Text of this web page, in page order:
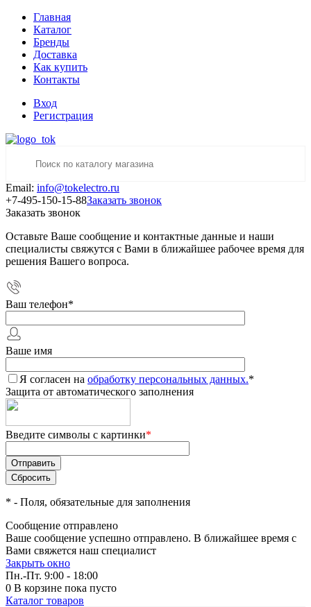
Главная
Каталог
Бренды
Доставка
Как купить
Контакты
Вход
Регистрация
Email: info@tokelectro.ru
+7-495-150-15-88Заказать звонок
Заказать звонок
Оставьте Ваше сообщение и контактные данные и наши
специалисты свяжутся с Вами в ближайшее рабочее время для
решения Вашего вопроса.
Ваш телефон*
Ваше имя
Я согласен на обработку персональных данных.*
Защита от автоматического заполнения
Введите символы с картинки*
* - Поля, обязательные для заполнения
Сообщение отправлено
Ваше сообщение успешно отправлено. В ближайшее время с
Вами свяжется наш специалист
Закрыть окно
Пн.-Пт. 9:00 - 18:00
0 В корзине пока пусто
Каталог товаров